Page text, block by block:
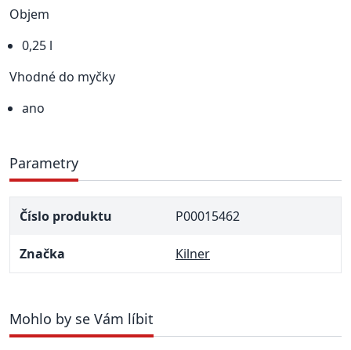
Objem
0,25 l
Vhodné do myčky
ano
Parametry
Číslo produktu P00015462
Značka Kilner
Mohlo by se Vám líbit